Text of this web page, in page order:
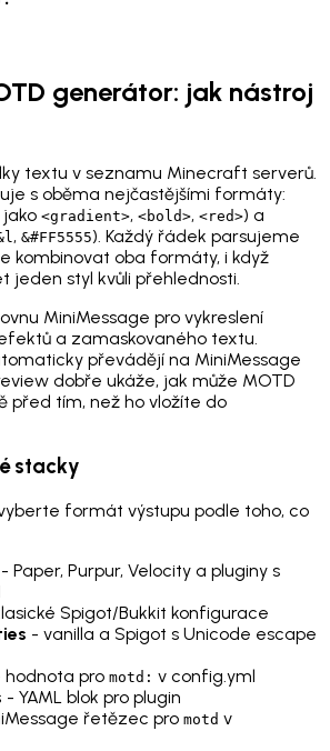
generátor: jak nástroj
textu v seznamu Minecraft serverů.
s oběma nejčastějšími formáty:
<gradient>, <bold>, <red>) a
, &#FF5555). Každý řádek parsujeme
kombinovat oba formáty, i když
jeden styl kvůli přehlednosti.
MiniMessage pro vykreslení
a zamaskovaného textu.
převádějí na MiniMessage
dobře ukáže, jak může MOTD
před tím, než ho vložíte do
stacky
formát výstupu podle toho, co
- Paper, Purpur, Velocity a pluginy s
Spigot/Bukkit konfigurace
- vanilla a Spigot s Unicode escape
hodnota pro motd: v config.yml
- YAML blok pro plugin
řetězec pro motd v